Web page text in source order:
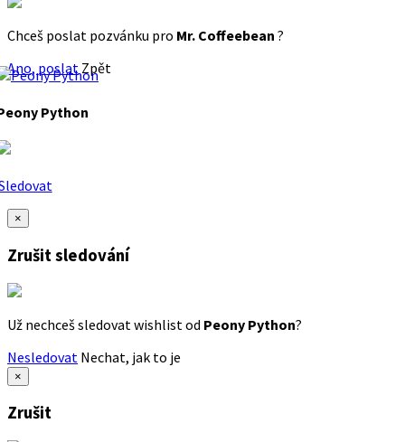
Chceš poslat pozvánku pro Mr. Coffeebean ?
Ano, poslat Zpět
Python
×
Zrušit sledování
Už nechceš sledovat wishlist od Peony Python?
Nesledovat Nechat, jak to je
×
Zrušit